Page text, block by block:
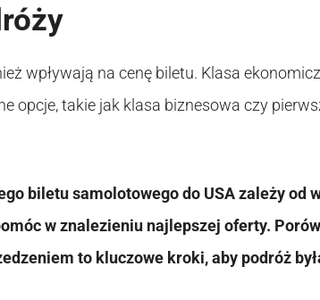
wpływają na cenę biletu. Klasa
opcje, takie jak klasa biznesowa czy
biletu samolotowego do USA zależy od
w znalezieniu najlepszej oferty.
to kluczowe kroki, aby podróż